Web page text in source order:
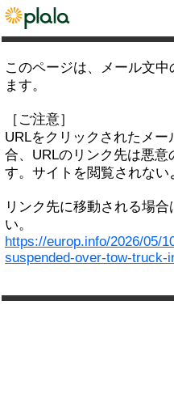
このページは、メール文
ます。
［ご注意］
URLをクリックされたメ
合、URLのリンク先は悪
す。サイトを閲覧されない
リンク先に移動される場
い。
https://europ.info/2026/05/
suspended-over-tow-truck-